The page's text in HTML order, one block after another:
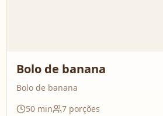
Bolo de banana
Bolo de banana
50min 7porções